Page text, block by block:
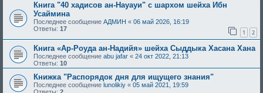
Книга "40 хадисов ан-Науауи" с шархом шейха Ибн
Усаймина
Последнее сообщение АДМИН « 06 май 2026, 16:19
Ответы: 17 1 2
Книга «Ар-Роуда ан-Надийя» шейха Сыддыка Хасана Хана
Последнее сообщение abu jafar « 24 окт 2022, 21:13
Ответы: 10
Книжка "Распорядок дня для ищущего знания"
Последнее сообщение lunolikiy « 05 май 2021, 19:59